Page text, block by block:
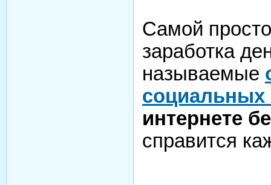
Самой
заработка
называемые
социальных
интернете
справится